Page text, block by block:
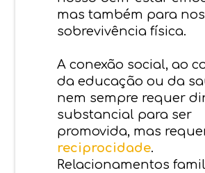
mas também para
sobrevivência física.
A conexão social, ao
da educação ou da
nem sempre requer
substancial para ser
promovida, mas
reciprocidade.
Relacionamentos